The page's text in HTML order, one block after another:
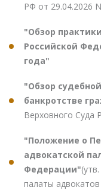
РФ от 29.04.2026
"Обзор
Российской
года"
"Обзор
банкротстве
Верховного Суда
"Положение о
адвокатской
Федерации"
палаты